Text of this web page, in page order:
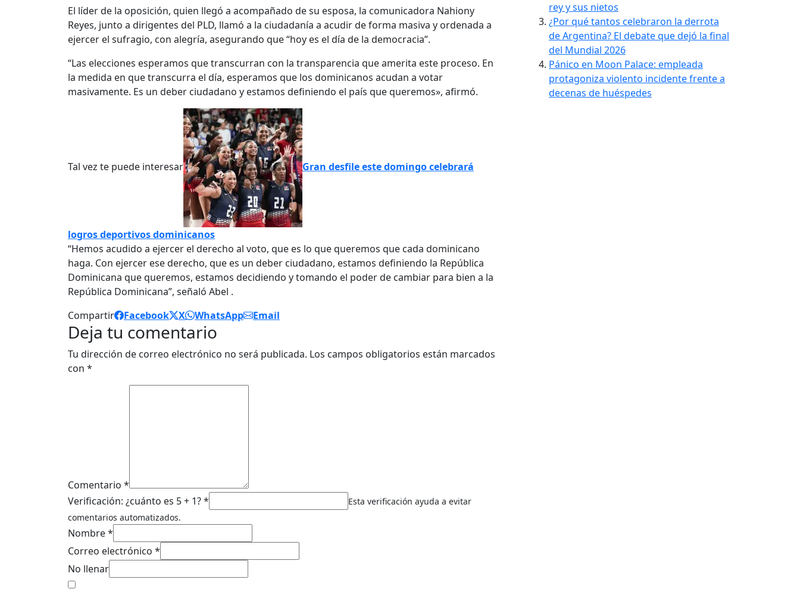
El líder de la oposición, quien llegó a acompañado de su esposa, la comunicadora Nahiony
Reyes, junto a dirigentes del PLD, llamó a la ciudadanía a acudir de forma masiva y ordenada a
ejercer el sufragio, con alegría, asegurando que “hoy es el día de la democracia”.
“Las elecciones esperamos que transcurran con la transparencia que amerita este proceso. En
la medida en que transcurra el día, esperamos que los dominicanos acudan a votar
masivamente. Es un deber ciudadano y estamos definiendo el país que queremos», afirmó.
Tal vez te puede interesar Gran desfile este domingo celebrará
logros deportivos dominicanos
“Hemos acudido a ejercer el derecho al voto, que es lo que queremos que cada dominicano
haga. Con ejercer ese derecho, que es un deber ciudadano, estamos definiendo la República
Dominicana que queremos, estamos decidiendo y tomando el poder de cambiar para bien a la
República Dominicana”, señaló Abel .
Compartir
Facebook X WhatsApp Email
Deja tu comentario
Tu dirección de correo electrónico no será publicada. Los campos obligatorios están marcados
con *
Comentario *
Verificación: ¿cuánto es 5 + 1? *
Esta verificación ayuda a evitar
comentarios automatizados.
Nombre *
Correo electrónico *
No llenar
rey y sus nietos
¿Por qué tantos celebraron la derrota
de Argentina? El debate que dejó la final
del Mundial 2026
Pánico en Moon Palace: empleada
protagoniza violento incidente frente a
decenas de huéspedes